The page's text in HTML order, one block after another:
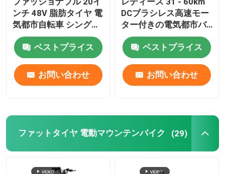
ンチ 48V 脂肪タイヤ 電
気都市自転車 シングル
スピード
ベストプライス
お問い合わせ
DCブラシレス高速モー
ター付きの電気都市バ
イク
ベストプライス
お問い合わせ
ファットタイヤ 電動マウンテンバイク (29)